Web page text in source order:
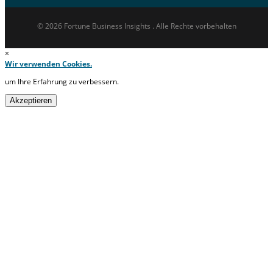
© 2026 Fortune Business Insights . Alle Rechte vorbehalten
×
Wir verwenden Cookies.
um Ihre Erfahrung zu verbessern.
Akzeptieren